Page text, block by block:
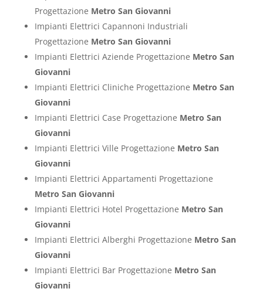
Progettazione Metro San Giovanni
Impianti Elettrici Capannoni Industriali
Progettazione Metro San Giovanni
Impianti Elettrici Aziende Progettazione Metro San
Giovanni
Impianti Elettrici Cliniche Progettazione Metro San
Giovanni
Impianti Elettrici Case Progettazione Metro San
Giovanni
Impianti Elettrici Ville Progettazione Metro San
Giovanni
Impianti Elettrici Appartamenti Progettazione
Metro San Giovanni
Impianti Elettrici Hotel Progettazione Metro San
Giovanni
Impianti Elettrici Alberghi Progettazione Metro San
Giovanni
Impianti Elettrici Bar Progettazione Metro San
Giovanni